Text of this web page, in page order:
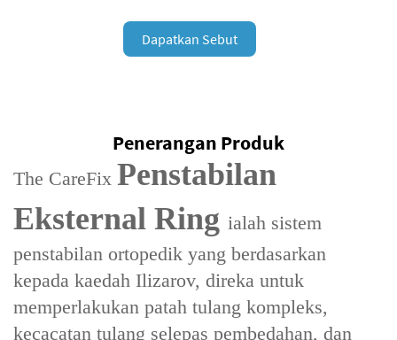
Dapatkan Sebut
Penerangan Produk
The ‌CareFix Penstabilan
Eksternal Ring ialah sistem
penstabilan ortopedik yang berdasarkan
kepada kaedah Ilizarov, direka untuk
memperlakukan patah tulang kompleks,
kecacatan tulang selepas pembedahan, dan